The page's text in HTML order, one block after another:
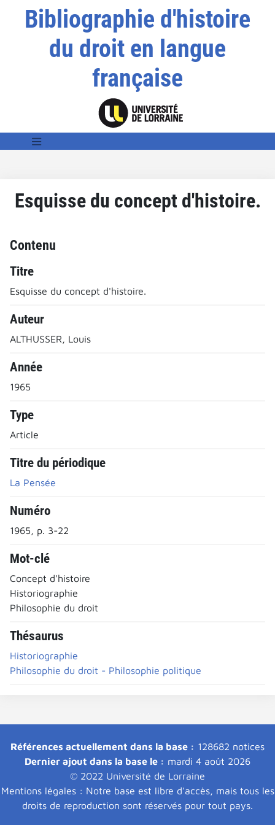
Bibliographie d'histoire
du droit en langue
française
Esquisse du concept d'histoire.
Contenu
Titre
Esquisse du concept d'histoire.
Auteur
ALTHUSSER, Louis
Année
1965
Type
Article
Titre du périodique
La Pensée
Numéro
1965, p. 3-22
Mot-clé
Concept d'histoire
Historiographie
Philosophie du droit
Thésaurus
Historiographie
Philosophie du droit - Philosophie politique
Références actuellement dans la base : 128682 notices
Dernier ajout dans la base le : mardi 4 août 2026
© 2022 Université de Lorraine
Mentions légales : Notre base est libre d'accès, mais tous les
droits de reproduction sont réservés pour tout pays.